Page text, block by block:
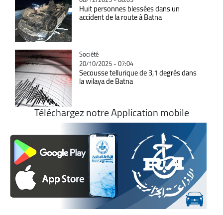
Huit personnes blessées dans un
accident de la route à Batna
Catégorie
Société
20/10/2025 - 07:04
Secousse tellurique de 3,1 degrés dans
la wilaya de Batna
Téléchargez notre Application mobile